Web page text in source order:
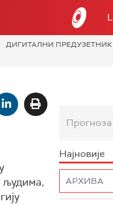
ДИГИТАЛНИ ПРЕДУЗЕТНИК
људима,
Прогноза
Најновије